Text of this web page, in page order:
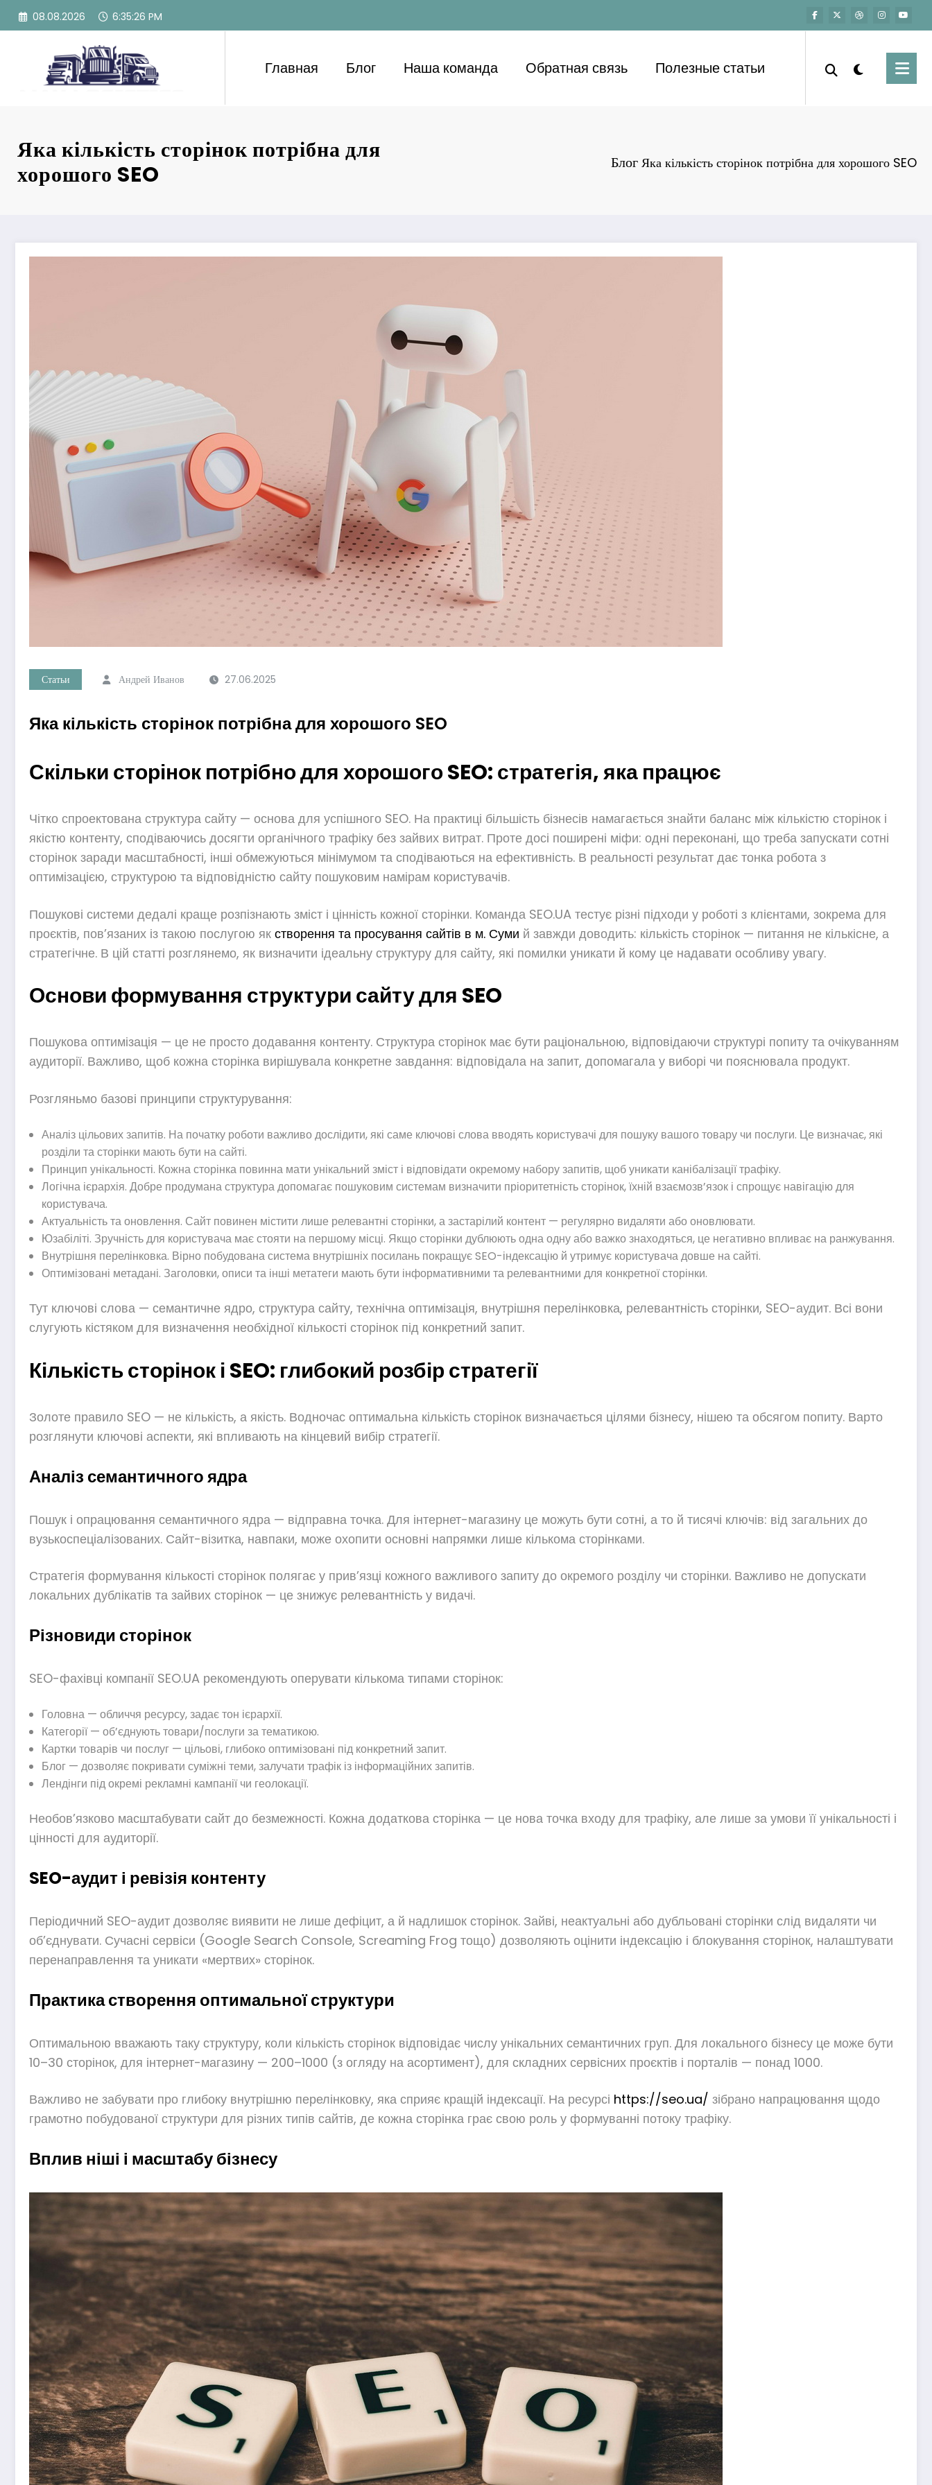
Перейти
08.08.2026 6:35:28 PM
Главная Блог Наша команда Обратная связь Полезные статьи
Яка кількість сторінок потрібна для
хорошого SEO
Блог Яка кількість сторінок потрібна для хорошого SEO
Статьи Андрей Иванов 27.06.2025
Яка кількість сторінок потрібна для хорошого SEO
Скільки сторінок потрібно для хорошого SEO: стратегія, яка працює
Чітко спроектована структура сайту — основа для успішного SEO. На практиці більшість бізнесів намагається знайти баланс між кількістю сторінок і
якістю контенту, сподіваючись досягти органічного трафіку без зайвих витрат. Проте досі поширені міфи: одні переконані, що треба запускати сотні
сторінок заради масштабності, інші обмежуються мінімумом та сподіваються на ефективність. В реальності результат дає тонка робота з
оптимізацією, структурою та відповідністю сайту пошуковим намірам користувачів.
Пошукові системи дедалі краще розпізнають зміст і цінність кожної сторінки. Команда SEO.UA тестує різні підходи у роботі з клієнтами, зокрема для
проєктів, пов’язаних із такою послугою як створення та просування сайтів в м. Суми й завжди доводить: кількість сторінок — питання не кількісне, а
стратегічне. В цій статті розглянемо, як визначити ідеальну структуру для сайту, які помилки уникати й кому це надавати особливу увагу.
Основи формування структури сайту для SEO
Пошукова оптимізація — це не просто додавання контенту. Структура сторінок має бути раціональною, відповідаючи структурі попиту та очікуванням
аудиторії. Важливо, щоб кожна сторінка вирішувала конкретне завдання: відповідала на запит, допомагала у виборі чи пояснювала продукт.
Розгляньмо базові принципи структурування:
Аналіз цільових запитів. На початку роботи важливо дослідити, які саме ключові слова вводять користувачі для пошуку вашого товару чи послуги. Це визначає, які
розділи та сторінки мають бути на сайті.
Принцип унікальності. Кожна сторінка повинна мати унікальний зміст і відповідати окремому набору запитів, щоб уникати канібалізації трафіку.
Логічна ієрархія. Добре продумана структура допомагає пошуковим системам визначити пріоритетність сторінок, їхній взаємозв’язок і спрощує навігацію для
користувача.
Актуальність та оновлення. Сайт повинен містити лише релевантні сторінки, а застарілий контент — регулярно видаляти або оновлювати.
Юзабіліті. Зручність для користувача має стояти на першому місці. Якщо сторінки дублюють одна одну або важко знаходяться, це негативно впливає на ранжування.
Внутрішня перелінковка. Вірно побудована система внутрішніх посилань покращує SEO-індексацію й утримує користувача довше на сайті.
Оптимізовані метадані. Заголовки, описи та інші метатеги мають бути інформативними та релевантними для конкретної сторінки.
Тут ключові слова — семантичне ядро, структура сайту, технічна оптимізація, внутрішня перелінковка, релевантність сторінки, SEO-аудит. Всі вони
слугують кістяком для визначення необхідної кількості сторінок під конкретний запит.
Кількість сторінок і SEO: глибокий розбір стратегії
Золоте правило SEO — не кількість, а якість. Водночас оптимальна кількість сторінок визначається цілями бізнесу, нішею та обсягом попиту. Варто
розглянути ключові аспекти, які впливають на кінцевий вибір стратегії.
Аналіз семантичного ядра
Пошук і опрацювання семантичного ядра — відправна точка. Для інтернет-магазину це можуть бути сотні, а то й тисячі ключів: від загальних до
вузькоспеціалізованих. Сайт-візитка, навпаки, може охопити основні напрямки лише кількома сторінками.
Стратегія формування кількості сторінок полягає у прив’язці кожного важливого запиту до окремого розділу чи сторінки. Важливо не допускати
локальних дублікатів та зайвих сторінок — це знижує релевантність у видачі.
Різновиди сторінок
SEO-фахівці компанії SEO.UA рекомендують оперувати кількома типами сторінок:
Головна — обличчя ресурсу, задає тон ієрархії.
Категорії — об’єднують товари/послуги за тематикою.
Картки товарів чи послуг — цільові, глибоко оптимізовані під конкретний запит.
Блог — дозволяє покривати суміжні теми, залучати трафік із інформаційних запитів.
Лендінги під окремі рекламні кампанії чи геолокації.
Необов’язково масштабувати сайт до безмежності. Кожна додаткова сторінка — це нова точка входу для трафіку, але лише за умови її унікальності і
цінності для аудиторії.
SEO-аудит і ревізія контенту
Періодичний SEO-аудит дозволяє виявити не лише дефіцит, а й надлишок сторінок. Зайві, неактуальні або дубльовані сторінки слід видаляти чи
об’єднувати. Сучасні сервіси (Google Search Console, Screaming Frog тощо) дозволяють оцінити індексацію і блокування сторінок, налаштувати
перенаправлення та уникати «мертвих» сторінок.
Практика створення оптимальної структури
Оптимальною вважають таку структуру, коли кількість сторінок відповідає числу унікальних семантичних груп. Для локального бізнесу це може бути
10–30 сторінок, для інтернет-магазину — 200–1000 (з огляду на асортимент), для складних сервісних проєктів і порталів — понад 1000.
Важливо не забувати про глибоку внутрішню перелінковку, яка сприяє кращій індексації. На ресурсі https://seo.ua/ зібрано напрацювання щодо
грамотно побудованої структури для різних типів сайтів, де кожна сторінка грає свою роль у формуванні потоку трафіку.
Вплив ніші і масштабу бізнесу